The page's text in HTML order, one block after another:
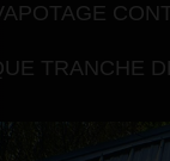
TRANCHE